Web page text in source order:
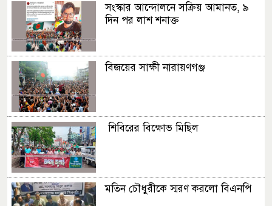
সংস্কার আন্দোলনে সক্রিয় আমানত, ৯
দিন পর লাশ শনাক্ত
বিজয়ের সাক্ষী নারায়ণগঞ্জ
শিবিরের বিক্ষোভ মিছিল
মতিন চৌধুরীকে স্মরণ করলো বিএনপি